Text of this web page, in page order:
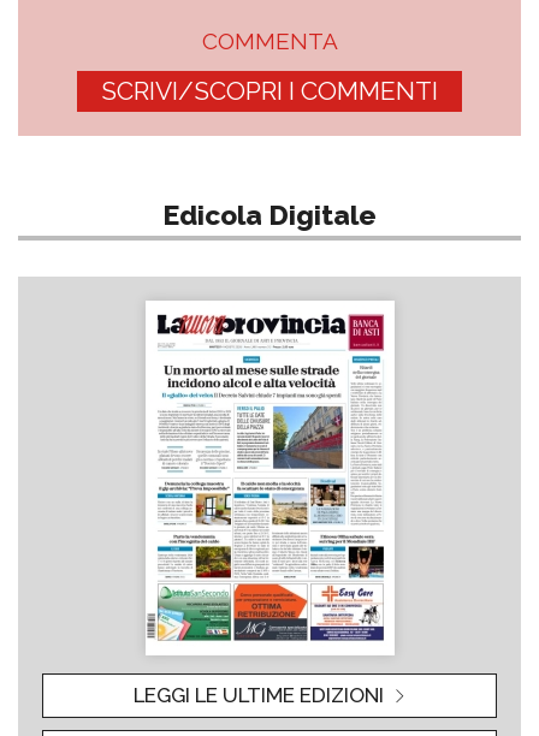
COMMENTA
SCRIVI/SCOPRI I COMMENTI
Edicola Digitale
LEGGI LE ULTIME EDIZIONI